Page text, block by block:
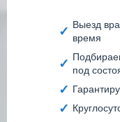
Выезд
время
под